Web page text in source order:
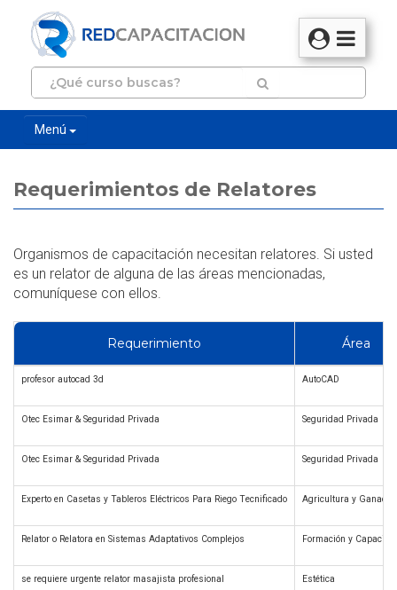
Menú
Requerimientos de Relatores
Organismos de capacitación necesitan relatores. Si usted
es un relator de alguna de las áreas mencionadas,
comuníquese con ellos.
Requerimiento Área
profesor autocad 3d AutoCAD
Otec Esimar & Seguridad Privada Seguridad Privada
Otec Esimar & Seguridad Privada Seguridad Privada
Experto en Casetas y Tableros Eléctricos Para Riego Tecnificado Agricultura y
Relator o Relatora en Sistemas Adaptativos Complejos Formación y
se requiere urgente relator masajista profesional Estética